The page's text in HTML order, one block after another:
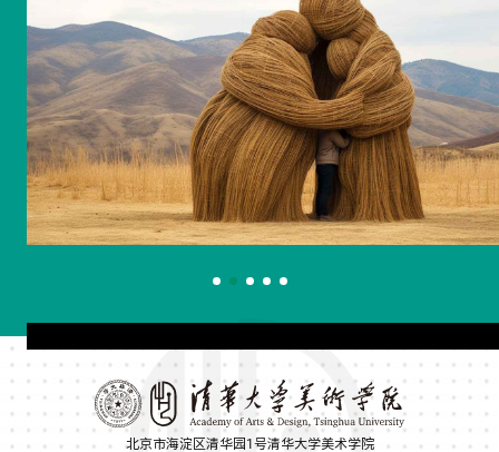
北京市海淀区清华园1号清华大学美术学院